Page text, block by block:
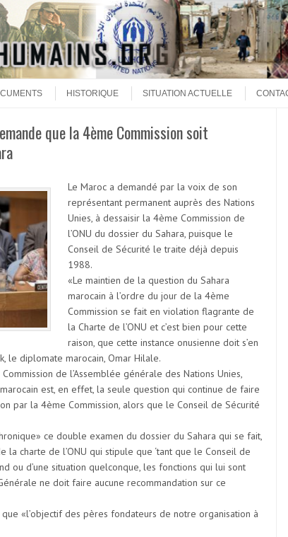
HISTORIQUE SITUATION ACTUELLE
que la 4ème Commission soit
Le Maroc a demandé par la voix de son
représentant permanent auprès des Nations
Unies, à dessaisir la 4ème Commission de
l’ONU du dossier du Sahara, puisque le
Conseil de Sécurité le traite déjà depuis
1988.
«Le maintien de la question du Sahara
marocain à l’ordre du jour de la 4ème
Commission se fait en violation flagrante de
la Charte de l’ONU et c’est bien pour cette
raison, que cette instance onusienne doit s’en
le diplomate marocain, Omar Hilale.
de l’Assemblée générale des Nations Unies,
est, en effet, la seule question qui continue de faire
par la 4ème Commission, alors que le Conseil de Sécurité
ce double examen du dossier du Sahara qui se fait,
la charte de l’ONU qui stipule que ‘tant que le Conseil de
ou d’une situation quelconque, les fonctions qui lui sont
ne doit faire aucune recommandation sur ce
«l’objectif des pères fondateurs de notre organisation à